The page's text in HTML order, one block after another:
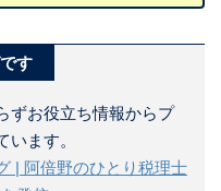
す
ずお役立ち情報からプ
ます。
| 阿倍野のひとり税理士